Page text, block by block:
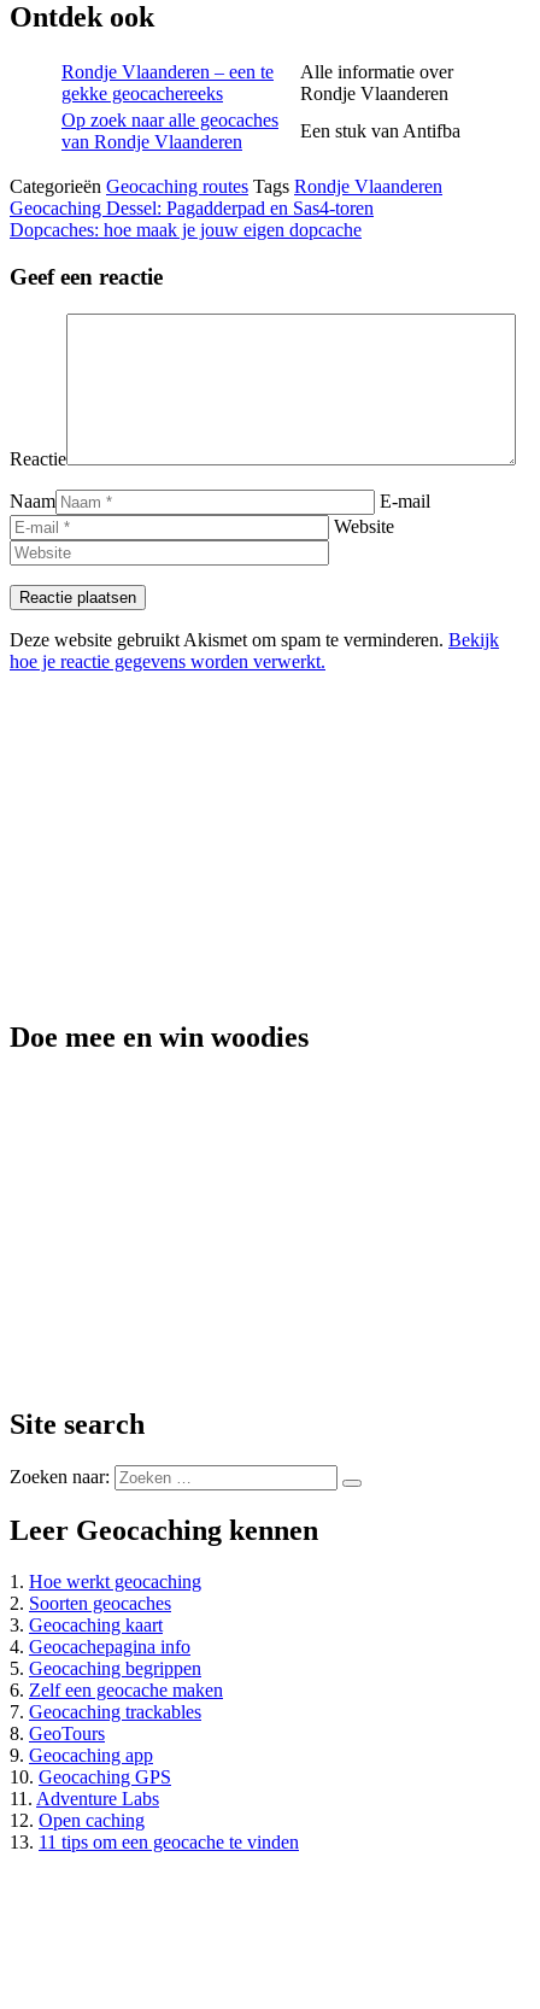
Ontdek ook
Rondje Vlaanderen – een te
gekke geocachereeks
Alle informatie over
Rondje Vlaanderen
Op zoek naar alle geocaches
van Rondje Vlaanderen
Een stuk van Antifba
Categorieën Geocaching routes Tags Rondje Vlaanderen
Geocaching Dessel: Pagadderpad en Sas4-toren
Dopcaches: hoe maak je jouw eigen dopcache
Geef een reactie
Reactie
Naam
E-mail
Website
Deze website gebruikt Akismet om spam te verminderen. Bekijk
hoe je reactie gegevens worden verwerkt.
Doe mee en win woodies
Site search
Zoeken naar:
Leer Geocaching kennen
1. Hoe werkt geocaching
2. Soorten geocaches
3. Geocaching kaart
4. Geocachepagina info
5. Geocaching begrippen
6. Zelf een geocache maken
7. Geocaching trackables
8. GeoTours
9. Geocaching app
10. Geocaching GPS
11. Adventure Labs
12. Open caching
13. 11 tips om een geocache te vinden